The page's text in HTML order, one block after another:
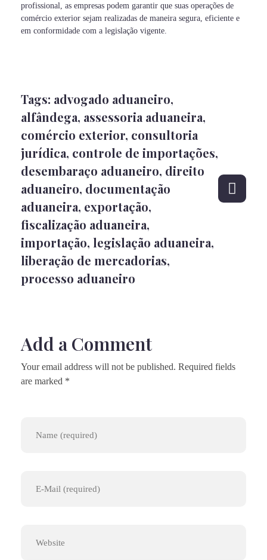
profissional, as empresas podem garantir que suas operações de
comércio exterior sejam realizadas de maneira segura, eficiente e
em conformidade com a legislação vigente.
Tags: advogado aduaneiro,
alfândega, assessoria aduaneira,
comércio exterior, consultoria
jurídica, controle de importações,
desembaraço aduaneiro, direito
aduaneiro, documentação
aduaneira, exportação,
fiscalização aduaneira,
importação, legislação aduaneira,
liberação de mercadorias,
processo aduaneiro
Add a Comment
Your email address will not be published. Required fields
are marked *